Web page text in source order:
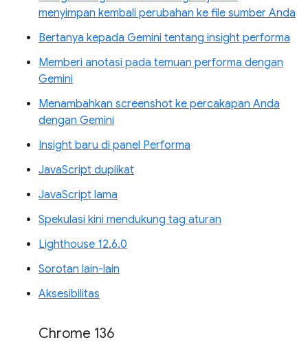
menyimpan kembali perubahan ke file sumber Anda
Bertanya kepada Gemini tentang insight performa
Memberi anotasi pada temuan performa dengan
Gemini
Menambahkan screenshot ke percakapan Anda
dengan Gemini
Insight baru di panel Performa
JavaScript duplikat
JavaScript lama
Spekulasi kini mendukung tag aturan
Lighthouse 12.6.0
Sorotan lain-lain
Aksesibilitas
Chrome 136